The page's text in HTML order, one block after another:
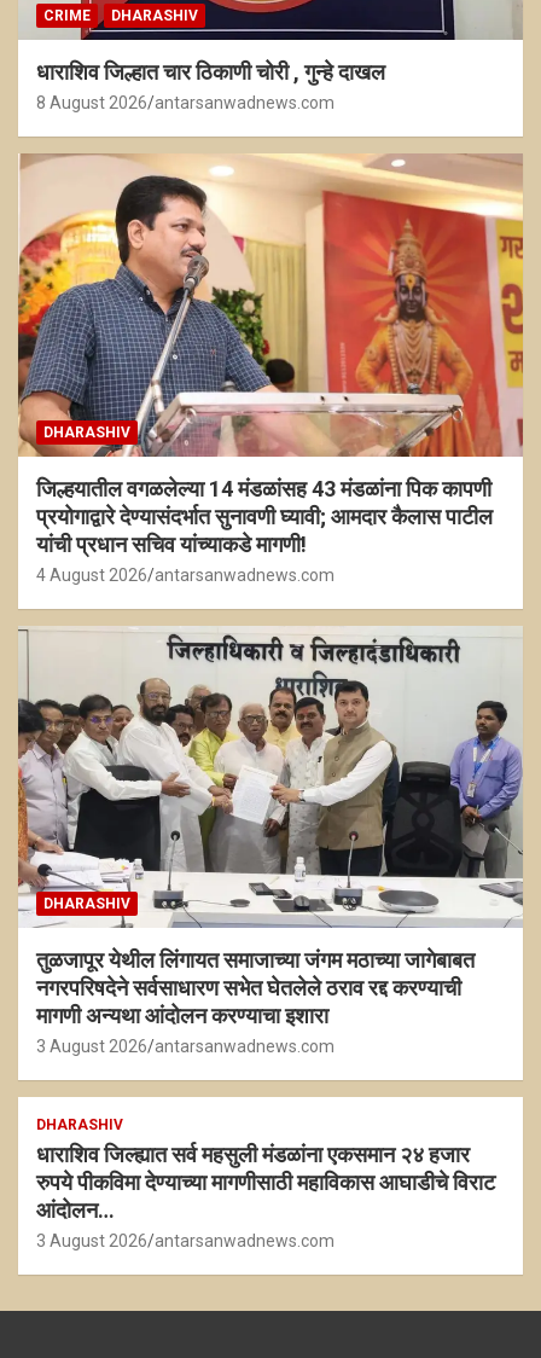
CRIME DHARASHIV
धाराशिव जिल्हात चार ठिकाणी चोरी , गुन्हे दाखल
8 August 2026 antarsanwadnews.com
DHARASHIV
जिल्हयातील वगळलेल्या 14 मंडळांसह 43 मंडळांना पिक कापणी
प्रयोगाद्वारे देण्यासंदर्भात सुनावणी घ्यावी; आमदार कैलास पाटील
यांची प्रधान सचिव यांच्याकडे मागणी!
4 August 2026 antarsanwadnews.com
DHARASHIV
तुळजापूर येथील लिंगायत समाजाच्या जंगम मठाच्या जागेबाबत
नगरपरिषदेने सर्वसाधारण सभेत घेतलेले ठराव रद्द करण्याची
मागणी अन्यथा आंदोलन करण्याचा इशारा
3 August 2026 antarsanwadnews.com
DHARASHIV
धाराशिव जिल्ह्यात सर्व महसुली मंडळांना एकसमान २४ हजार
रुपये पीकविमा देण्याच्या मागणीसाठी महाविकास आघाडीचे विराट
आंदोलन…
3 August 2026 antarsanwadnews.com